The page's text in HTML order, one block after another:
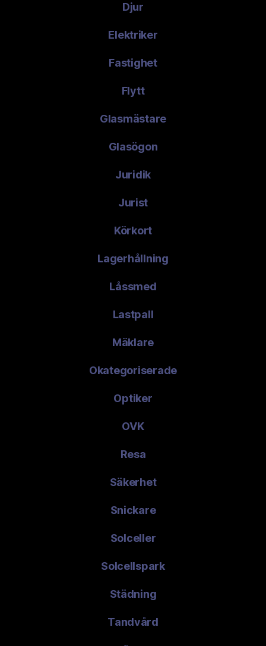
Djur
Elektriker
Fastighet
Flytt
Glasmästare
Glasögon
Juridik
Jurist
Körkort
Lagerhållning
Låssmed
Lastpall
Mäklare
Okategoriserade
Optiker
OVK
Resa
Säkerhet
Snickare
Solceller
Solcellspark
Städning
Tandvård